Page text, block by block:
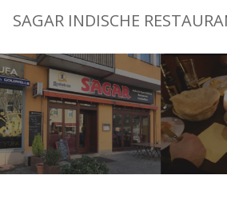
SAGAR INDISCHE